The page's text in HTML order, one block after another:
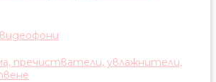
пречистватели, увлажнители,